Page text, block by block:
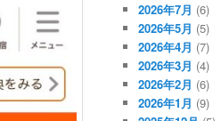
2026年7月 (6)
2026年5月 (5)
2026年4月 (7)
2026年3月 (4)
2026年2月 (6)
2026年1月 (9)